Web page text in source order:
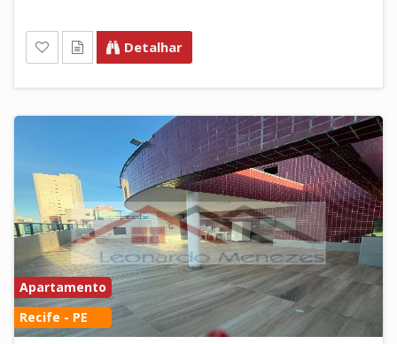
Detalhar
Apartamento
Recife - PE